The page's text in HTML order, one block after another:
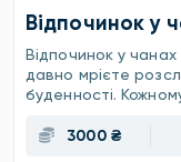
Відпочинок у
Відпочинок у
давно мрієте
буденності.
3000 ₴